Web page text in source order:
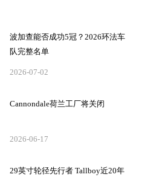
波加查能否成功5冠？2026环法车
队完整名单
2026-07-02
Cannondale荷兰工厂将关闭
2026-06-17
29英寸轮径先行者 Tallboy近20年